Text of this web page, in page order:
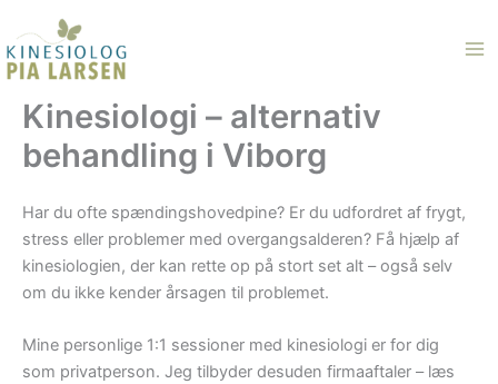
indholdet
Kinesiologi – alternativ
behandling i Viborg
Har du ofte spændingshovedpine? Er du udfordret af frygt,
stress eller problemer med overgangsalderen? Få hjælp af
kinesiologien, der kan rette op på stort set alt – også selv
om du ikke kender årsagen til problemet.
Mine personlige 1:1 sessioner med kinesiologi er for dig
som privatperson. Jeg tilbyder desuden firmaaftaler – læs